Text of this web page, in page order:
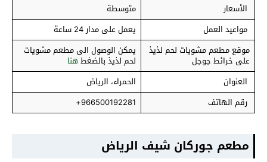
الأسعار
متوسطة
مواعيد العمل
يعمل على مدار 24 ساعة
موقع مطعم مشويات لحم لذيذ
على خرائط جوجل
يمكن الوصول الى مطعم مشويات
لحم لذيذ بالضغط هنا
العنوان
الحمراء، الرياض
رقم الهاتف
966500192281+
مطعم جوركان شيف الرياض